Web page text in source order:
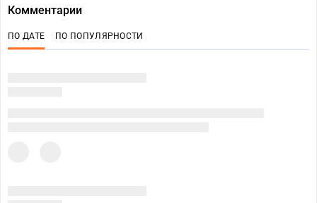
Комментарии
ПО ДАТЕ ПО ПОПУЛЯРНОСТИ